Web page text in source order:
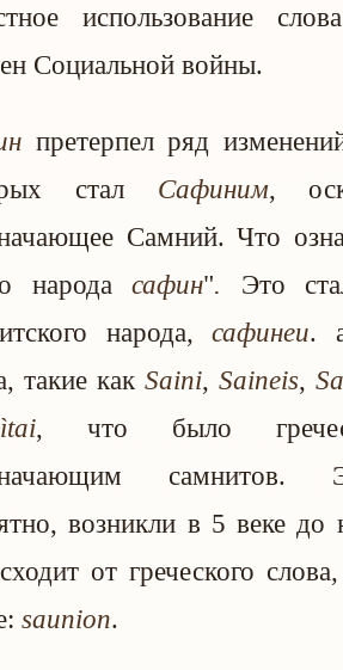
использование
Социальной войны.
претерпел ряд
стал Сафиним,
Самний. Что
народа сафин". Это
народа,сафинеи.
такие как Saini, Saineis,
, что было
самнитов.
возникли в 5 веке
от греческого
saunion.